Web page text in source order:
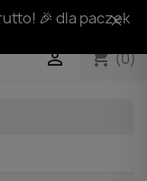
🎉 dla paczek
shopping_cart(0)
